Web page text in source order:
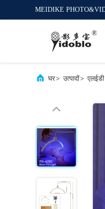
MEIDIKE
घर> उत्पादों>